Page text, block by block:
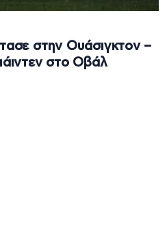
στην Ουάσιγκτον –
στο Οβάλ